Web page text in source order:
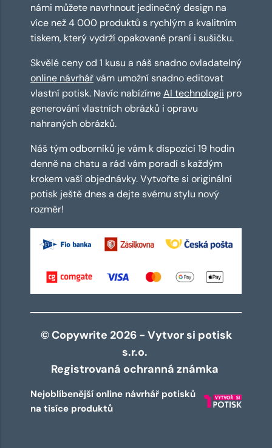
námi můžete navrhnout jedinečný design na
více než 4 000 produktů s rychlým a kvalitním
tiskem, který vydrží opakované praní i sušičku.
Skvělé ceny od 1 kusu a náš snadno ovladatelný
online návrhářvám umožní snadno editovat
vlastní potisk. Navíc nabízímeAI technologii pro
generování vlastních obrázků i opravu
nahraných obrázků.
Náš tým odborníků je vám k dispozici 19 hodin
denně na chatu a rád vám poradí s každým
krokem vaší objednávky. Vytvořte si originální
potisk ještě dnes a dejte svému stylu nový
rozměr!
© Copywrite 2026 - Vytvor si potisk
s.r.o.
Registrovaná ochranná známka
Nejoblíbenější online návrhář potisků
na tisíce produktů